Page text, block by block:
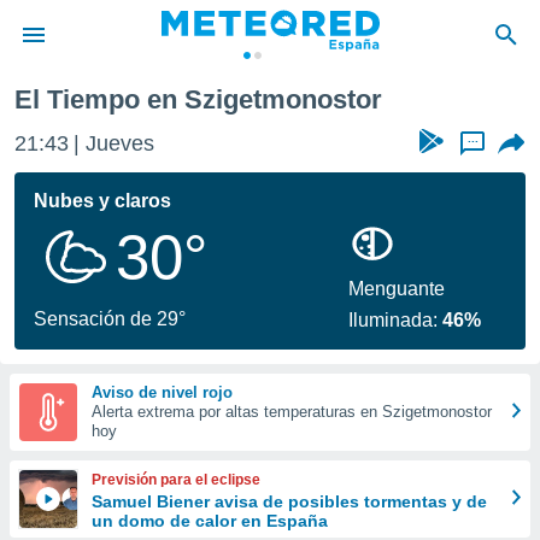
de
por
se
calidad.
a este
las
y
forma
digital
basada
El Tiempo en Szigetmonostor
21:43 Jueves ...
Nubes y claros
30°
Sensación de 29°
Menguante
Iluminada:46%
Aviso de nivel rojo
Alerta extrema por altas temperaturas en Szigetmonostor
hoy
Previsión para el eclipse
Samuel Biener avisa de posibles tormentas y de
un domo de calor en España